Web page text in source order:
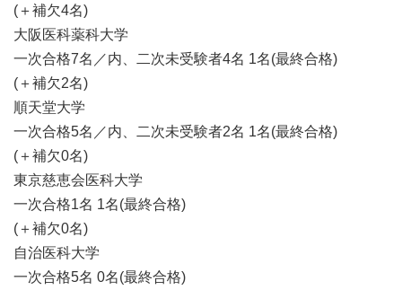
(＋補欠4名)
大阪医科薬科大学
一次合格7名／内、二次未受験者4名 1名(最終合格)
(＋補欠2名)
順天堂大学
一次合格5名／内、二次未受験者2名 1名(最終合格)
(＋補欠0名)
東京慈恵会医科大学
一次合格1名 1名(最終合格)
(＋補欠0名)
自治医科大学
一次合格5名 0名(最終合格)